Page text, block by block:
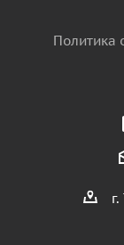
Политика